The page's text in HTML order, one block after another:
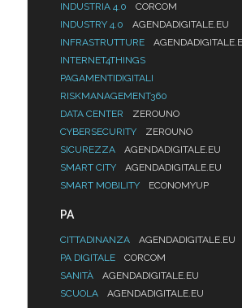
INDUSTRIA 4.0
CORCOM
INDUSTRY 4.0
AGENDADIGITALE.EU
INFRASTRUTTURE
INTERNET4THINGS
PAGAMENTIDIGITALI
RISKMANAGEMENT360
DATA CENTER
ZEROUNO
CYBERSECURITY
ZEROUNO
SICUREZZA
AGENDADIGITALE.EU
SMART CITY
AGENDADIGITALE.EU
SMART MOBILITY
ECONOMYUP
PA
CITTADINANZA
AGENDADIGITALE.EU
PA DIGITALE
CORCOM
SANITÀ
AGENDADIGITALE.EU
SCUOLA
AGENDADIGITALE.EU